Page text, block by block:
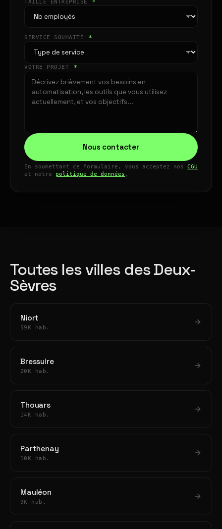
TAILLE ENTREPRISE *
SERVICE SOUHAITÉ *
VOTRE PROJET *
Nous contacter
En soumettant ce formulaire, vous acceptez nos CGU
et notre politique de données .
Toutes les villes des Deux-
Sèvres
Niort
59K hab.
Bressuire
20K hab.
Thouars
14K hab.
Parthenay
10K hab.
Mauléon
9K hab.